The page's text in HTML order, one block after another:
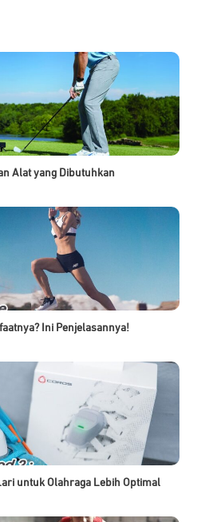
Alat yang Dibutuhkan
Ini Penjelasannya!
untuk Olahraga Lebih Optimal